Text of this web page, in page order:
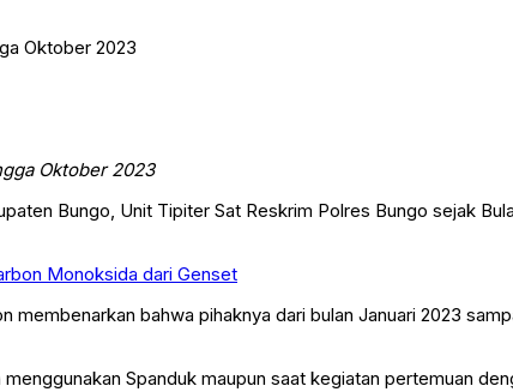
Oktober 2023
Bungo, Unit Tipiter Sat Reskrim Polres Bungo sejak
Monoksida dari Genset
bahwa pihaknya dari bulan Januari 2023
Spanduk maupun saat kegiatan pertemuan